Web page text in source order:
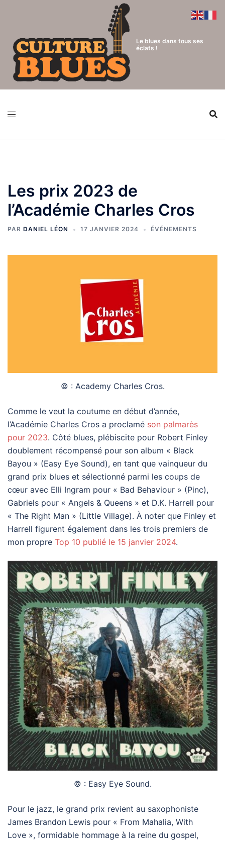
Le blues dans tous ses
éclats !
Les prix 2023 de
l’Académie Charles Cros
PAR DANIEL LÉON 17 JANVIER 2024 ÉVÉNEMENTS
© : Academy Charles Cros.
Comme le veut la coutume en début d’année,
l’Académie Charles Cros a proclamé son palmarès
pour 2023. Côté blues, plébiscite pour Robert Finley
doublement récompensé pour son album « Black
Bayou » (Easy Eye Sound), en tant que vainqueur du
grand prix blues et sélectionné parmi les coups de
cœur avec Elli Ingram pour « Bad Behaviour » (Pinc),
Gabriels pour « Angels & Queens » et D.K. Harrell pour
« The Right Man » (Little Village). À noter que Finley et
Harrell figurent également dans les trois premiers de
mon propre Top 10 publié le 15 janvier 2024.
© : Easy Eye Sound.
Pour le jazz, le grand prix revient au saxophoniste
James Brandon Lewis pour « From Mahalia, With
Love », formidable hommage à la reine du gospel,